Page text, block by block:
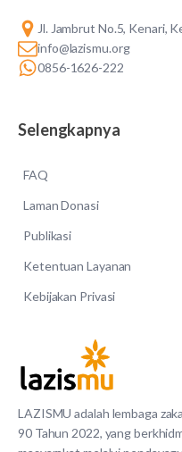
LAZISMU adalah lembaga
90 Tahun 2022, yang
Jl. Jambrut No.5, Kenari,
info@lazismu.org
0856-1626-222
Selengkapnya
FAQ
Laman Donasi
Publikasi
Ketentuan Layanan
Kebijakan Privasi